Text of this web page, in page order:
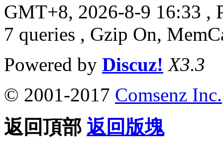
GMT+8, 2026-8-9 16:33 ,
7 queries , Gzip On,
Powered by Discuz! X3.3
© 2001-2017 Comsenz Inc.
返回頂部 返回版塊